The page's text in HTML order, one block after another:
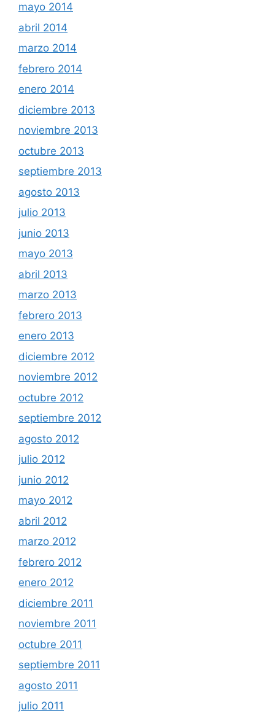
mayo 2014
abril 2014
marzo 2014
febrero 2014
enero 2014
diciembre 2013
noviembre 2013
octubre 2013
septiembre 2013
agosto 2013
julio 2013
junio 2013
mayo 2013
abril 2013
marzo 2013
febrero 2013
enero 2013
diciembre 2012
noviembre 2012
octubre 2012
septiembre 2012
agosto 2012
julio 2012
junio 2012
mayo 2012
abril 2012
marzo 2012
febrero 2012
enero 2012
diciembre 2011
noviembre 2011
octubre 2011
septiembre 2011
agosto 2011
julio 2011